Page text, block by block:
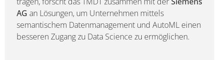
AG an Lösungen, um Unternehmen mittels
semantischem Datenmanagement und AutoML einen
besseren Zugang zu Data Science zu ermöglichen.